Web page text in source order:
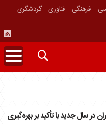
فرهنگی فناوری
گردشگری
در سال جدید با تأکید بر بهره‌گیری